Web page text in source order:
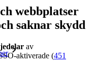
webbplatser
saknar skydd
av
aktiverade (451